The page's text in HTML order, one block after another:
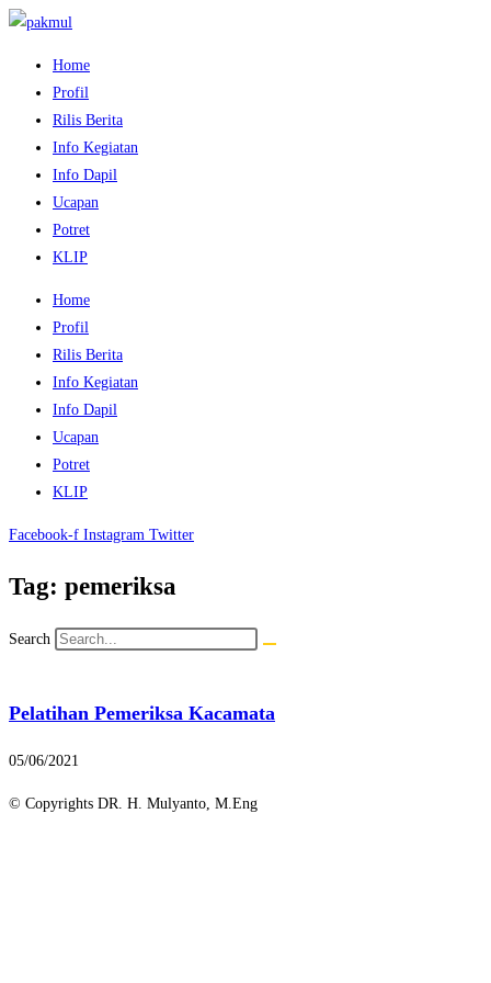
Home
Profil
Rilis Berita
Info Kegiatan
Info Dapil
Ucapan
Potret
KLIP
Home
Profil
Rilis Berita
Info Kegiatan
Info Dapil
Ucapan
Potret
KLIP
Facebook-f Instagram Twitter
Tag: pemeriksa
Search
Pelatihan Pemeriksa Kacamata
05/06/2021
© Copyrights DR. H. Mulyanto, M.Eng